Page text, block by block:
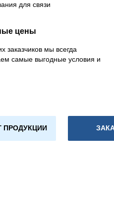
для связи
цены
заказчиков мы всегда
самые выгодные условия и
ПРОДУКЦИИ